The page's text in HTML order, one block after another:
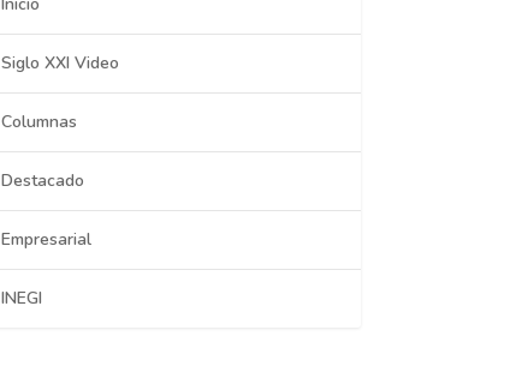
Siglo XXI Video
Columnas
Destacado
Empresarial
INEGI